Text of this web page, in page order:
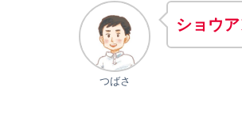
つばさ
ショウ